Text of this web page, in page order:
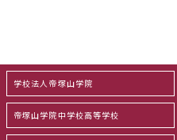
学校法人帝塚山学院
帝塚山学院中学校高等学校